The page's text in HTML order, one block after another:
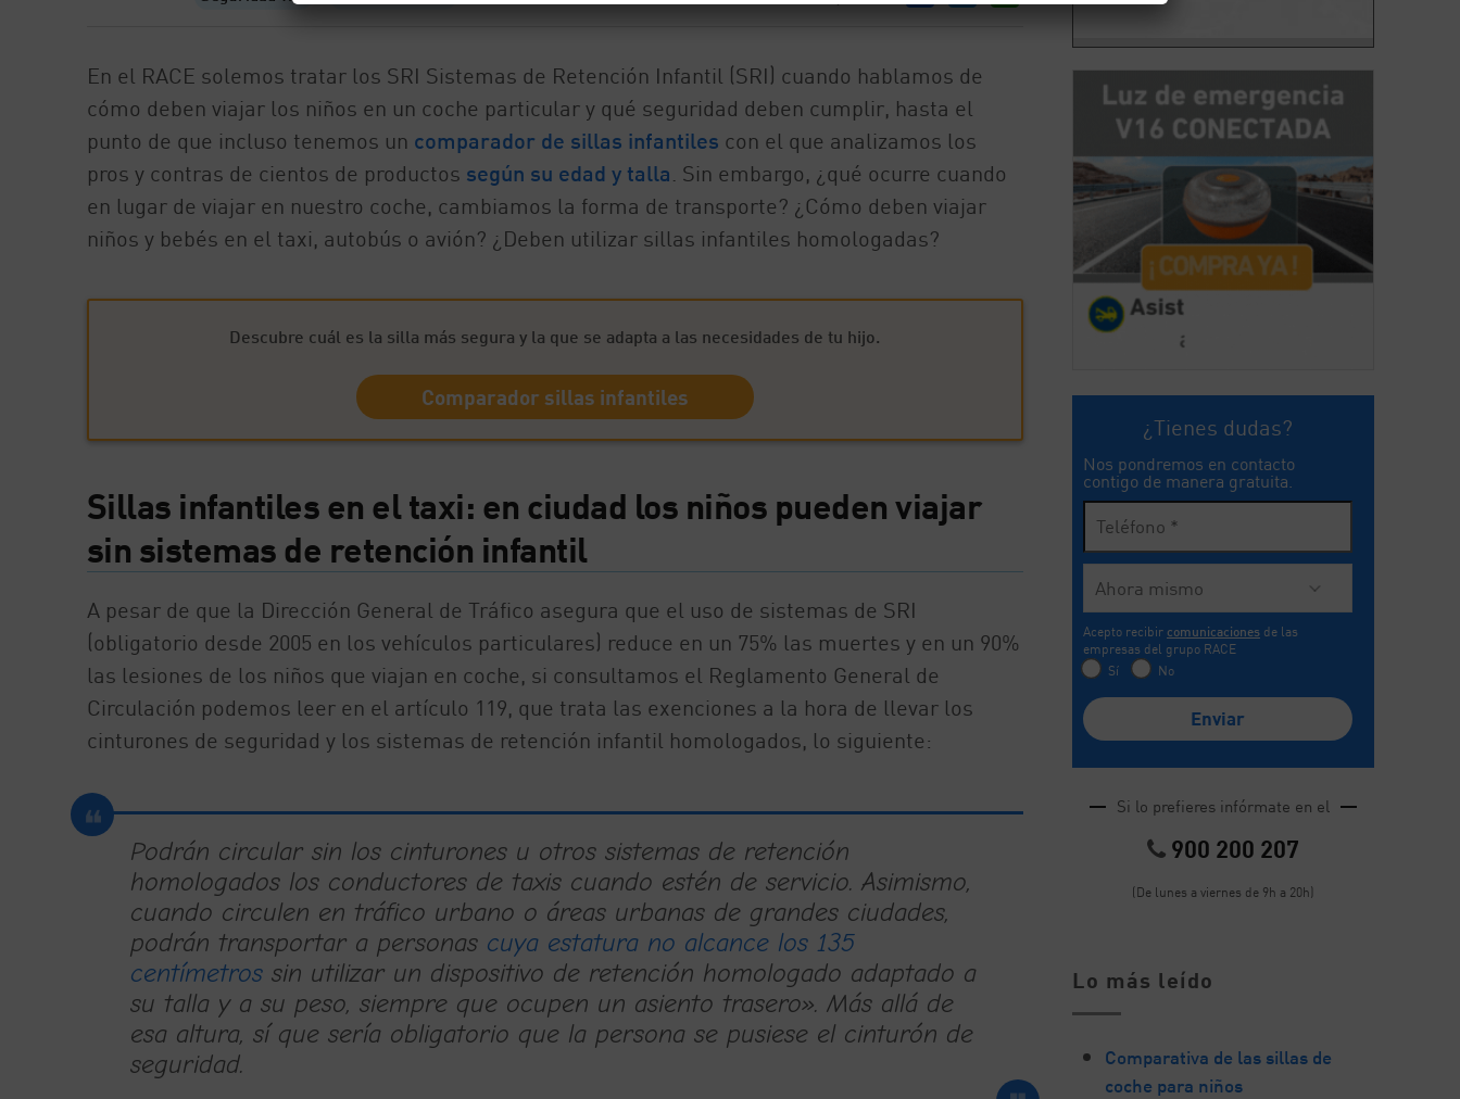
En el RACE solemos tratar los SRI Sistemas de Retención Infantil (SRI) cuando hablamos de
cómo deben viajar los niños en un coche particular y qué seguridad deben cumplir, hasta el
punto de que incluso tenemos un comparador de sillas infantiles con el que analizamos los
pros y contras de cientos de productos según su edad y talla. Sin embargo, ¿qué ocurre cuando
en lugar de viajar en nuestro coche, cambiamos la forma de transporte? ¿Cómo deben viajar
niños y bebés en el taxi, autobús o avión? ¿Deben utilizar sillas infantiles homologadas?
Descubre cuál es la silla más segura y la que se adapta a las necesidades de tu hijo.
Comparador sillas infantiles
Sillas infantiles en el taxi: en ciudad los niños pueden viajar
sin sistemas de retención infantil
A pesar de que la Dirección General de Tráfico asegura que el uso de sistemas de SRI
(obligatorio desde 2005 en los vehículos particulares) reduce en un 75% las muertes y en un 90%
las lesiones de los niños que viajan en coche, si consultamos el Reglamento General de
Circulación podemos leer en el artículo 119, que trata las exenciones a la hora de llevar los
cinturones de seguridad y los sistemas de retención infantil homologados, lo siguiente:
Podrán circular sin los cinturones u otros sistemas de retención
homologados los conductores de taxis cuando estén de servicio. Asimismo,
cuando circulen en tráfico urbano o áreas urbanas de grandes ciudades,
podrán transportar a personas cuya estatura no alcance los 135
centímetrossin utilizar un dispositivo de retención homologado adaptado a
su talla y a su peso, siempre que ocupen un asiento trasero». Más allá de
esa altura, sí que sería obligatorio que la persona se pusiese el cinturón de
seguridad.
¿Tienes dudas?
Nos pondremos en contacto
contigo de manera gratuita.
Acepto recibir comunicaciones de las
empresas del grupo RACE
Sí
No
Si lo prefieres infórmate en el
900 200 207
(De lunes a viernes de 9h a 20h)
Lo más leído
Comparativa de las sillas de
coche para niños